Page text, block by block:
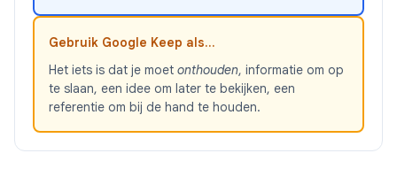
Gebruik Google Keep als...
Het iets is dat je moet onthouden, informatie om op
te slaan, een idee om later te bekijken, een
referentie om bij de hand te houden.